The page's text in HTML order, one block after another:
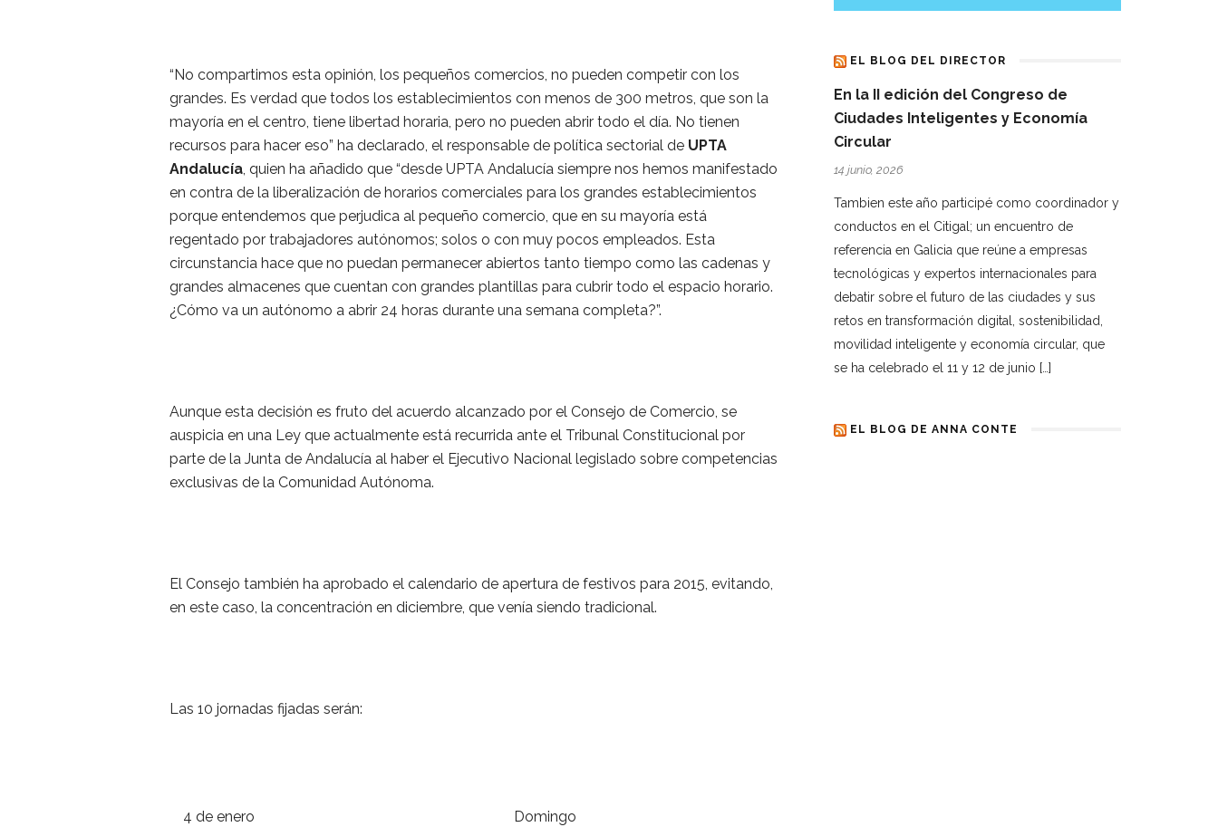
“No compartimos esta opinión, los pequeños comercios, no pueden competir con los
grandes. Es verdad que todos los establecimientos con menos de 300 metros, que son la
mayoría en el centro, tiene libertad horaria, pero no pueden abrir todo el día. No tienen
recursos para hacer eso” ha declarado, el responsable de política sectorial de UPTA
Andalucía, quien ha añadido que “desde UPTA Andalucía siempre nos hemos manifestado
en contra de la liberalización de horarios comerciales para los grandes establecimientos
porque entendemos que perjudica al pequeño comercio, que en su mayoría está
regentado por trabajadores autónomos; solos o con muy pocos empleados. Esta
circunstancia hace que no puedan permanecer abiertos tanto tiempo como las cadenas y
grandes almacenes que cuentan con grandes plantillas para cubrir todo el espacio horario.
¿Cómo va un autónomo a abrir 24 horas durante una semana completa?”.
Aunque esta decisión es fruto del acuerdo alcanzado por el Consejo de Comercio, se
auspicia en una Ley que actualmente está recurrida ante el Tribunal Constitucional por
parte de la Junta de Andalucía al haber el Ejecutivo Nacional legislado sobre competencias
exclusivas de la Comunidad Autónoma.
El Consejo también ha aprobado el calendario de apertura de festivos para 2015, evitando,
en este caso, la concentración en diciembre, que venía siendo tradicional.
Las 10 jornadas fijadas serán:
4 de enero Domingo
EL BLOG DEL DIRECTOR
En la II edición del Congreso de
Ciudades Inteligentes y Economía
Circular
14 junio, 2026
Tambien este año participé como coordinador y
conductos en el Citigal; un encuentro de
referencia en Galicia que reúne a empresas
tecnológicas y expertos internacionales para
debatir sobre el futuro de las ciudades y sus
retos en transformación digital, sostenibilidad,
movilidad inteligente y economía circular, que
se ha celebrado el 11 y 12 de junio […]
EL BLOG DE ANNA CONTE